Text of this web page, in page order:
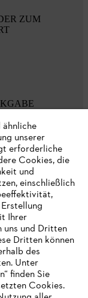
ZUM
unserer
erforderliche
Cookies, die
und
einschließlich
Ihrer
uns und Dritten
Dritten können
des
Unter
finden Sie
Cookies.